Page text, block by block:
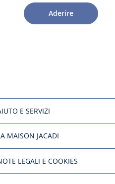
Aderire
AIUTO E SERVIZI
LA MAISON JACADI
NOTE LEGALI E COOKIES